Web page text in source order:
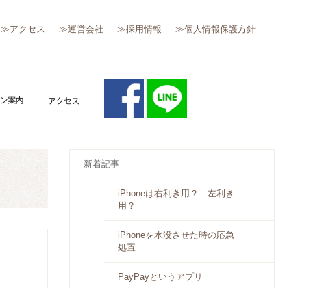
≫アクセス ≫運営会社 ≫採用情報 ≫個人情報保護方針
キャンペーン案内アクセス
新着記事
iPhoneは右利き用？ 左利き
用？
iPhoneを水没させた時の応急
処置
PayPayというアプリ